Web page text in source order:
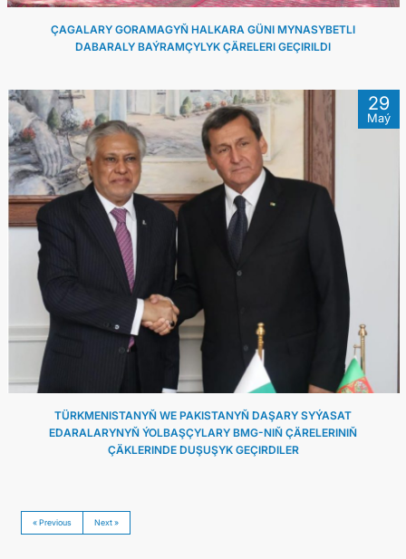
ÇAGALARY GORAMAGYŇ HALKARA GÜNI MYNASYBETLI
DABARALY BAÝRAMÇYLYK ÇÄRELERI GEÇIRILDI
29
Maý
TÜRKMENISTANYŇ WE PAKISTANYŇ DAŞARY SYÝASAT
EDARALARYNYŇ ÝOLBAŞÇYLARY BMG-NIŇ ÇÄRELERINIŇ
ÇÄKLERINDE DUŞUŞYK GEÇIRDILER
« Previous Next »